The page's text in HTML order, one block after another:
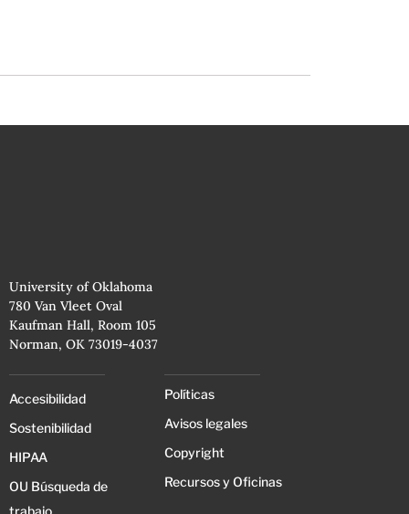
University of Oklahoma
780 Van Vleet Oval
Kaufman Hall, Room 105
Norman, OK 73019-4037
Accesibilidad
Sostenibilidad
HIPAA
OU Búsqueda de
Políticas
Avisos legales
Copyright
Recursos y Oficinas